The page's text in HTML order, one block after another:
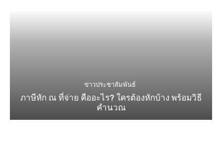
ข่าวประชาสัมพันธ์
ภาษีหัก ณ ที่จ่าย คืออะไร? ใครต้องหักบ้าง พร้อมวิธี
คำนวณ